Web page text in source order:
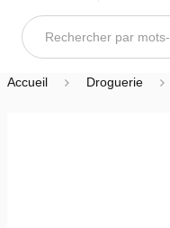
Accueil Droguerie